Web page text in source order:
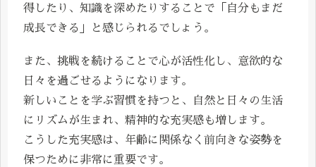
得したり、知識を深めたりすることで「自分もまだ
成長できる」と感じられるでしょう。
また、挑戦を続けることで心が活性化し、意欲的な
日々を過ごせるようになります。
新しいことを学ぶ習慣を持つと、自然と日々の生活
にリズムが生まれ、精神的な充実感も増します。
こうした充実感は、年齢に関係なく前向きな姿勢を
保つために非常に重要です。